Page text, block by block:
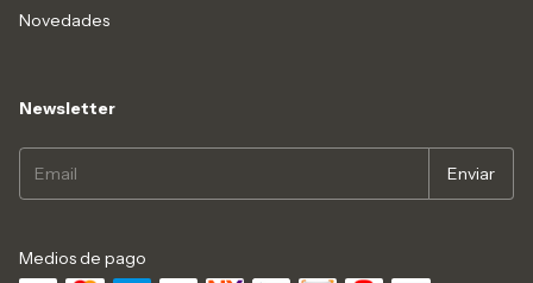
Novedades
Newsletter
Medios de pago